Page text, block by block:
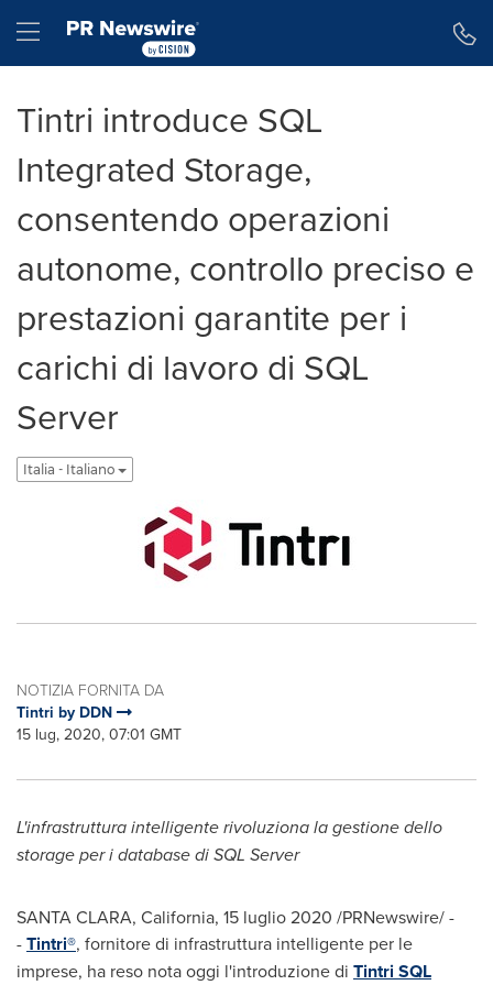
Hamburger menu
Tintri introduce SQL
Integrated Storage,
consentendo operazioni
autonome, controllo preciso e
prestazioni garantite per i
carichi di lavoro di SQL
Server
Italia - Italiano
NOTIZIA FORNITA DA
Tintri by DDN
15 lug, 2020, 07:01 GMT
L'infrastruttura intelligente rivoluziona la gestione dello
storage per i database di SQL Server
SANTA CLARA, California, 15 luglio 2020 /PRNewswire/ -
-Tintri®, fornitore di infrastruttura intelligente per le
imprese, ha reso nota oggi l'introduzione di Tintri SQL